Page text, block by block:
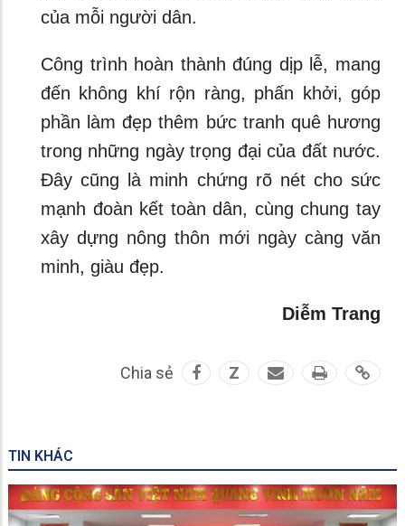
của mỗi người dân.
Công trình hoàn thành đúng dịp lễ, mang
đến không khí rộn ràng, phấn khởi, góp
phần làm đẹp thêm bức tranh quê hương
trong những ngày trọng đại của đất nước.
Đây cũng là minh chứng rõ nét cho sức
mạnh đoàn kết toàn dân, cùng chung tay
xây dựng nông thôn mới ngày càng văn
minh, giàu đẹp.
Diễm Trang
Chia sẻ Z
TIN KHÁC